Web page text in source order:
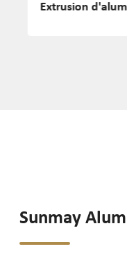
Extrusion
Sunmay